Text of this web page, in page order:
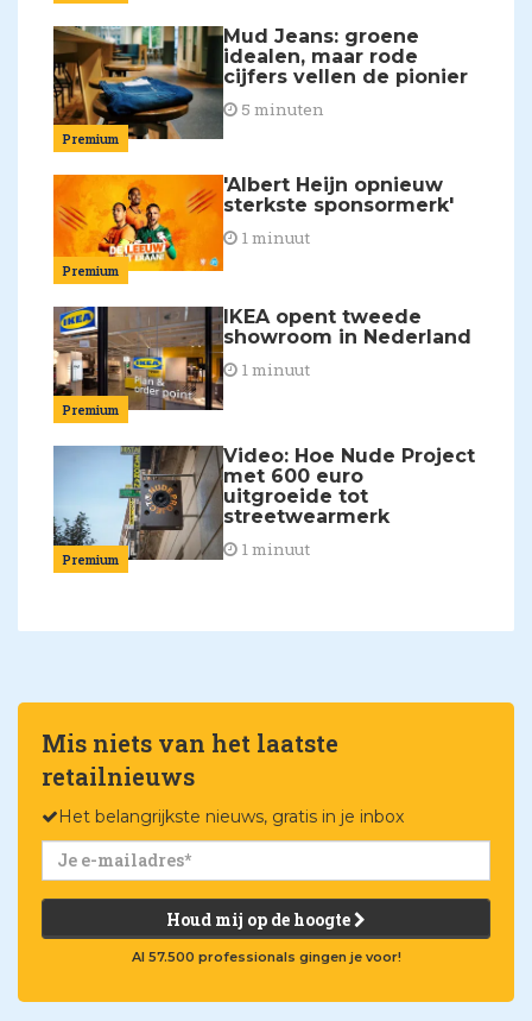
Premium
Mud Jeans: groene
idealen, maar rode
cijfers vellen de pionier
5 minuten
Premium
'Albert Heijn opnieuw
sterkste sponsormerk'
1 minuut
Premium
IKEA opent tweede
showroom in Nederland
1 minuut
Premium
Video: Hoe Nude Project
met 600 euro
uitgroeide tot
streetwearmerk
1 minuut
Mis niets van het laatste
retailnieuws
Het belangrijkste nieuws, gratis in je inbox
Houd mij op de hoogte
Al 57.500 professionals gingen je voor!